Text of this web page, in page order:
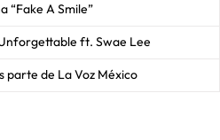
“Fake A Smile”
ft. Swae Lee
parte de La Voz México